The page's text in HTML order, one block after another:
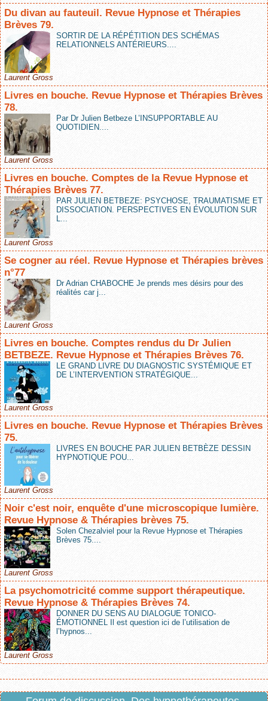
Du divan au fauteuil. Revue Hypnose et Thérapies
Brèves 79.
SORTIR DE LA RÉPÉTITION DES SCHÉMAS
RELATIONNELS ANTÉRIEURS....
Laurent Gross
Livres en bouche. Revue Hypnose et Thérapies Brèves
78.
Par Dr Julien Betbeze L’INSUPPORTABLE AU
QUOTIDIEN....
Laurent Gross
Livres en bouche. Comptes de la Revue Hypnose et
Thérapies Brèves 77.
PAR JULIEN BETBEZE: PSYCHOSE, TRAUMATISME ET
DISSOCIATION. PERSPECTIVES EN ÉVOLUTION SUR
L...
Laurent Gross
Se cogner au réel. Revue Hypnose et Thérapies brèves
n°77
Dr Adrian CHABOCHE Je prends mes désirs pour des
réalités car j...
Laurent Gross
Livres en bouche. Comptes rendus du Dr Julien
BETBEZE. Revue Hypnose et Thérapies Brèves 76.
LE GRAND LIVRE DU DIAGNOSTIC SYSTÉMIQUE ET
DE L’INTERVENTION STRATÉGIQUE...
Laurent Gross
Livres en bouche. Revue Hypnose et Thérapies Brèves
75.
LIVRES EN BOUCHE PAR JULIEN BETBÈZE DESSIN
HYPNOTIQUE POU...
Laurent Gross
Noir c'est noir, enquête d'une microscopique lumière.
Revue Hypnose & Thérapies brèves 75.
Solen Chezalviel pour la Revue Hypnose et Thérapies
Brèves 75....
Laurent Gross
La psychomotricité comme support thérapeutique.
Revue Hypnose & Thérapies Brèves 74.
DONNER DU SENS AU DIALOGUE TONICO-
ÉMOTIONNEL Il est question ici de l’utilisation de
l’hypnos...
Laurent Gross